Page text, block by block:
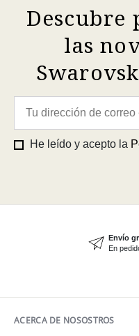
Descubre
las
He leído y acepto la
Envío
En
ACERCA DE NOSOSTROS